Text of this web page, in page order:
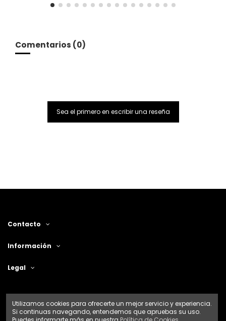
Comentarios (0)
Sea el primero en escribir una reseña
Contacto
Información
Legal
Utilizamos cookies para ofrecerte un mejor servicio y experiencia.
Si continuas navegando, entendemos que apruebas su uso.